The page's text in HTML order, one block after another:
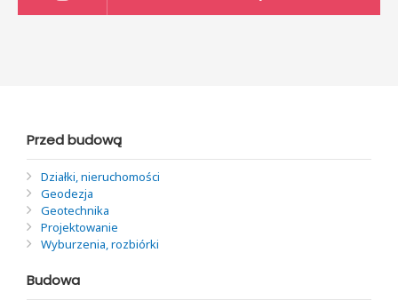
Przed budową
Działki, nieruchomości
Geodezja
Geotechnika
Projektowanie
Wyburzenia, rozbiórki
Budowa